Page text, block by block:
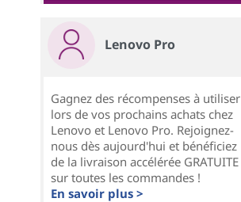
Lenovo Pro
Gagnez des récompenses à utiliser
lors de vos prochains achats chez
Lenovo et Lenovo Pro. Rejoignez-
nous dès aujourd'hui et bénéficiez
de la livraison accélérée GRATUITE
sur toutes les commandes !
En savoir plus >